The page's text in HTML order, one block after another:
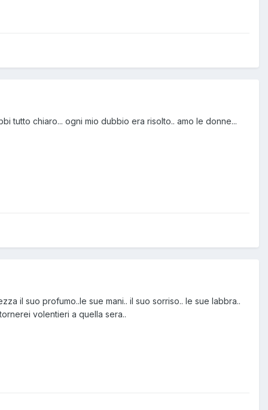
tutto chiaro... ogni mio dubbio era risolto.. amo le donne...
il suo profumo..le sue mani.. il suo sorriso.. le sue labbra..
volentieri a quella sera..